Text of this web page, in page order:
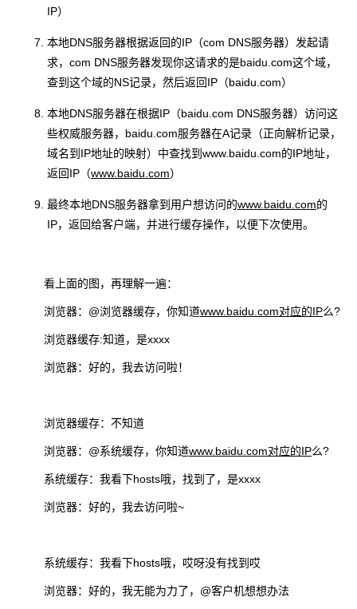
IP）
本地DNS服务器根据返回的IP（com DNS服务器）发起请
求，com DNS服务器发现你这请求的是baidu.com这个域，
查到这个域的NS记录，然后返回IP（baidu.com）
本地DNS服务器在根据IP（baidu.com DNS服务器）访问这
些权威服务器，baidu.com服务器在A记录（正向解析记录，
域名到IP地址的映射）中查找到www.baidu.com的IP地址，
返回IP（www.baidu.com）
最终本地DNS服务器拿到用户想访问的www.baidu.com的
IP，返回给客户端，并进行缓存操作，以便下次使用。
看上面的图，再理解一遍：
浏览器：@浏览器缓存，你知道www.baidu.com对应的IP么?
浏览器缓存:知道，是xxxx
浏览器：好的，我去访问啦！
浏览器缓存：不知道
浏览器：@系统缓存，你知道www.baidu.com对应的IP么?
系统缓存：我看下hosts哦，找到了，是xxxx
浏览器：好的，我去访问啦~
系统缓存：我看下hosts哦，哎呀没有找到哎
浏览器：好的，我无能为力了，@客户机想想办法